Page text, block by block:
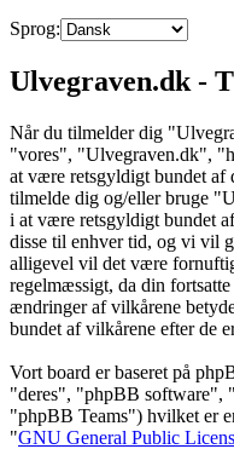
Sprog:
Ulvegraven.dk -
Når du tilmelder dig
"vores", "Ulvegraven.dk",
at være retsgyldigt bundet
tilmelde dig og/eller bruge
i at være retsgyldigt bundet
disse til enhver tid, og vi vil
alligevel vil det være
regelmæssigt, da din
ændringer af vilkårene
bundet af vilkårene efter de
Vort board er baseret på
"deres", "phpBB
"phpBB Teams") hvilket er
"GNU General Public